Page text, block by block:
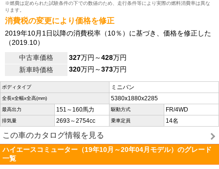
※燃費は定められた試験条件の下での数値のため、走行条件等により実際の燃料消費率は異な
ります。
消費税の変更により価格を修正
2019年10月1日以降の消費税率（10％）に基づき、価格を修正した
（2019.10）
中古車価格
327万円～428万円
新車時価格
320万円～373万円
ボディタイプ ミニバン
全長x全幅x全高(mm) 5380x1880x2285
最高出力 151～160馬力 駆動方式 FR/4WD
排気量 2693～2754cc 乗車定員 14名
この車のカタログ情報を見る
ハイエースコミューター（19年10月～20年04月モデル）のグレード
一覧